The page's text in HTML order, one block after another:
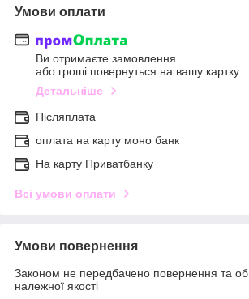
Умови оплати
Ви отримаєте замовлення
або гроші повернуться на вашу картку
Детальніше
Післяплата
оплата на карту моно банк
На карту Приватбанку
Всі умови оплати
Умови повернення
Законом не передбачено повернення та
належної якості